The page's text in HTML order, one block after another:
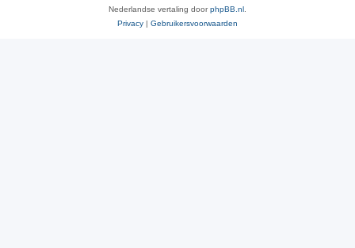
Nederlandse vertaling doorphpBB.nl
Privacy | Gebruikersvoorwaarden